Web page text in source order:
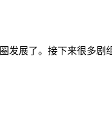
发展了。接下来很多